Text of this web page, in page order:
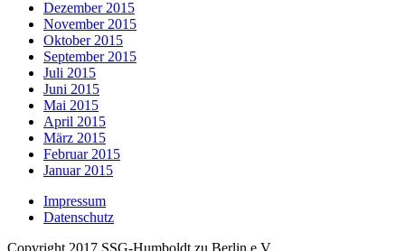
Dezember 2015
November 2015
Oktober 2015
September 2015
Juli 2015
Juni 2015
Mai 2015
April 2015
März 2015
Februar 2015
Januar 2015
Impressum
Datenschutz
Copyright 2017 SSG-Humboldt zu Berlin e.V.